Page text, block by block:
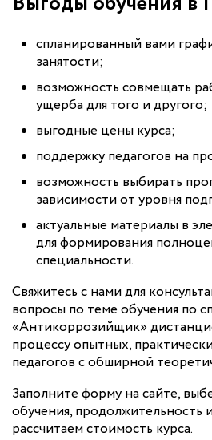
спланированный вами
занятости;
возможность совмещать
ущерба для того и другого;
выгодные цены курса;
поддержку педагогов на
возможность выбирать
зависимости от уровня
актуальные материалы в
для формирования
специальности.
Свяжитесь с нами для
вопросы по теме обучения по
«Антикоррозийщик»
процессу опытных,
педагогов с обширной
Заполните форму на сайте,
обучения,
рассчитаем стоимость курса.